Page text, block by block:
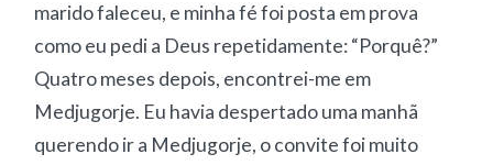
marido faleceu, e minha fé foi posta em prova
como eu pedi a Deus repetidamente: “Porquê?”
Quatro meses depois, encontrei-me em
Medjugorje. Eu havia despertado uma manhã
querendo ir a Medjugorje, o convite foi muito